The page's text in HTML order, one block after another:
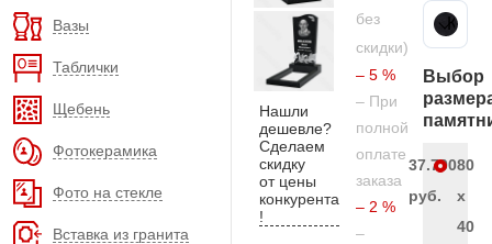
Вазы
Таблички
Щебень
Фотокерамика
Фото на стекле
Вставка из гранита
Нашли
дешевле?
Сделаем
скидку
от цены
конкурента
!
без
скидки)
– 5 %
– При
полной
оплате
заказа
– 2 %
–
Карельский гранит
Выбор
37.700
руб.
80
x
40